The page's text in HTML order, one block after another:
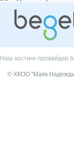
Наш хостинг-провайдер
© ХКОО "Маяк